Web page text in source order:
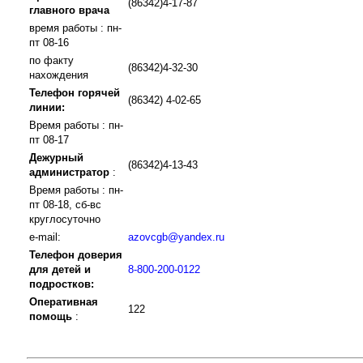
главного врача
(86342)4-17-87
время работы : пн-
пт 08-16
по факту
нахождения
(86342)4-32-30
Телефон горячей
линии:
(86342) 4-02-65
Время работы : пн-
пт 08-17
Дежурный
администратор :
(86342)4-13-43
Время работы : пн-
пт 08-18, сб-вс
круглосуточно
e-mail:
azovcgb@yandex.ru
Телефон доверия
для детей и
подростков:
8-800-200-0122
Оперативная
помощь :
122